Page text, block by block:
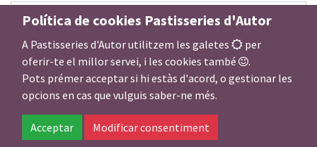
Damunt tortell de reis
Política de cookies Pastisseries d'Autor
A Pastisseries d'Autor utilitzem les galetes
per
oferir-te el millor servei, i les cookies també
.
Pots prémer acceptar si hi estàs d'acord, o gestionar les
opcions en cas que vulguis saber-ne més.
Acceptar Modificar consentiment